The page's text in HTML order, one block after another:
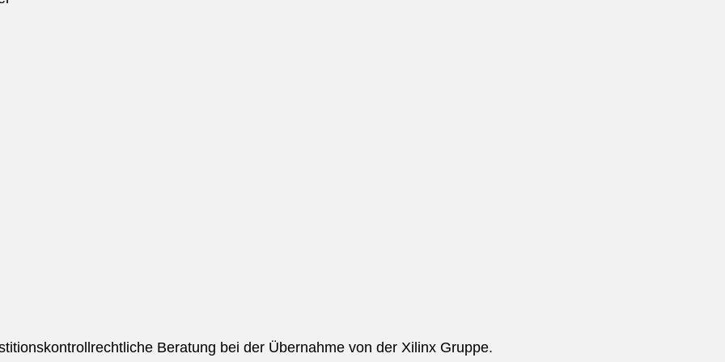
Beratung bei der Übernahme von der Xilinx Gruppe.